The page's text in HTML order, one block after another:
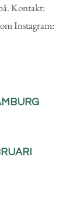
Kontakt:
Instagram: